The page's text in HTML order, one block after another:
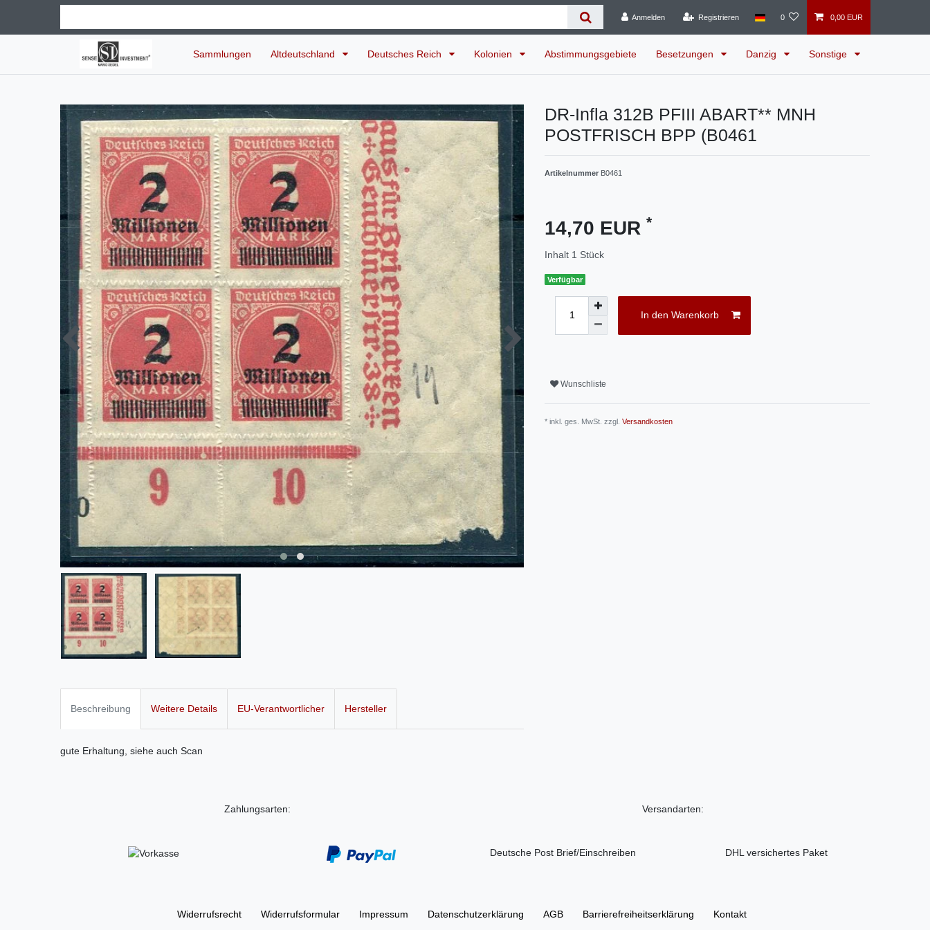
Anmelden Registrieren 0 0,00 EUR
Sammlungen Altdeutschland Deutsches Reich Kolonien Abstimmungsgebiete Besetzungen Danzig Sonstige
DR-Infla 312B PFIII ABART** MNH
POSTFRISCH BPP (B0461
Artikelnummer B0461
14,70 EUR *
Inhalt 1 Stück
Verfügbar
In den Warenkorb
Wunschliste
* inkl. ges. MwSt. zzgl. Versandkosten
Beschreibung Weitere Details EU-Verantwortlicher Hersteller
gute Erhaltung, siehe auch Scan
Zahlungsarten: Versandarten:
Deutsche Post Brief/Einschreiben DHL versichertes Paket
Widerrufs­recht Widerrufs­formular Impressum Daten­schutz­erklärung AGB Barrierefreiheitserklärung Kontakt